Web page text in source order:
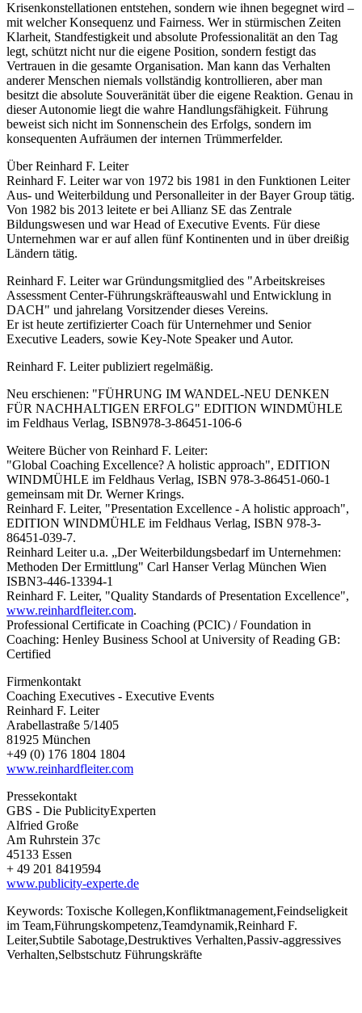
Krisenkonstellationen entstehen, sondern wie ihnen begegnet wird –
mit welcher Konsequenz und Fairness. Wer in stürmischen Zeiten
Klarheit, Standfestigkeit und absolute Professionalität an den Tag
legt, schützt nicht nur die eigene Position, sondern festigt das
Vertrauen in die gesamte Organisation. Man kann das Verhalten
anderer Menschen niemals vollständig kontrollieren, aber man
besitzt die absolute Souveränität über die eigene Reaktion. Genau in
dieser Autonomie liegt die wahre Handlungsfähigkeit. Führung
beweist sich nicht im Sonnenschein des Erfolgs, sondern im
konsequenten Aufräumen der internen Trümmerfelder.
Über Reinhard F. Leiter
Reinhard F. Leiter war von 1972 bis 1981 in den Funktionen Leiter
Aus- und Weiterbildung und Personalleiter in der Bayer Group tätig.
Von 1982 bis 2013 leitete er bei Allianz SE das Zentrale
Bildungswesen und war Head of Executive Events. Für diese
Unternehmen war er auf allen fünf Kontinenten und in über dreißig
Ländern tätig.
Reinhard F. Leiter war Gründungsmitglied des "Arbeitskreises
Assessment Center-Führungskräfteauswahl und Entwicklung in
DACH" und jahrelang Vorsitzender dieses Vereins.
Er ist heute zertifizierter Coach für Unternehmer und Senior
Executive Leaders, sowie Key-Note Speaker und Autor.
Reinhard F. Leiter publiziert regelmäßig.
Neu erschienen: "FÜHRUNG IM WANDEL-NEU DENKEN
FÜR NACHHALTIGEN ERFOLG" EDITION WINDMÜHLE
im Feldhaus Verlag, ISBN978-3-86451-106-6
Weitere Bücher von Reinhard F. Leiter:
"Global Coaching Excellence? A holistic approach", EDITION
WINDMÜHLE im Feldhaus Verlag, ISBN 978-3-86451-060-1
gemeinsam mit Dr. Werner Krings.
Reinhard F. Leiter, "Presentation Excellence - A holistic approach",
EDITION WINDMÜHLE im Feldhaus Verlag, ISBN 978-3-
86451-039-7.
Reinhard Leiter u.a. „Der Weiterbildungsbedarf im Unternehmen:
Methoden Der Ermittlung" Carl Hanser Verlag München Wien
ISBN3-446-13394-1
Reinhard F. Leiter, "Quality Standards of Presentation Excellence",
www.reinhardfleiter.com.
Professional Certificate in Coaching (PCIC) / Foundation in
Coaching: Henley Business School at University of Reading GB:
Certified
Firmenkontakt
Coaching Executives - Executive Events
Reinhard F. Leiter
Arabellastraße 5/1405
81925 München
+49 (0) 176 1804 1804
www.reinhardfleiter.com
Pressekontakt
GBS - Die PublicityExperten
Alfried Große
Am Ruhrstein 37c
45133 Essen
+ 49 201 8419594
www.publicity-experte.de
Keywords: Toxische Kollegen,Konfliktmanagement,Feindseligkeit
im Team,Führungskompetenz,Teamdynamik,Reinhard F.
Leiter,Subtile Sabotage,Destruktives Verhalten,Passiv-aggressives
Verhalten,Selbstschutz Führungskräfte